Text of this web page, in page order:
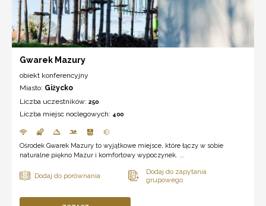
Gwarek Mazury
obiekt konferencyjny
Miasto: Giżycko
Liczba uczestników: 250
Liczba miejsc noclegowych: 400
Ośrodek Gwarek Mazury to wyjątkowe miejsce, które łączy w sobie
naturalne piękno Mazur i komfortowy wypoczynek. ...